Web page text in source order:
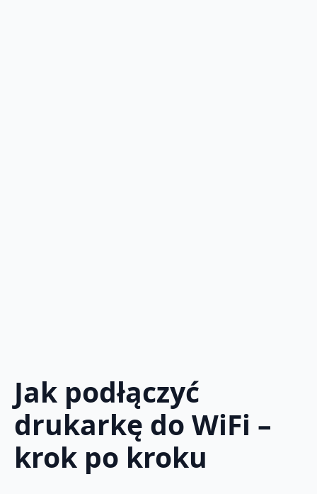
Jak podłączyć
drukarkę do WiFi –
krok po kroku